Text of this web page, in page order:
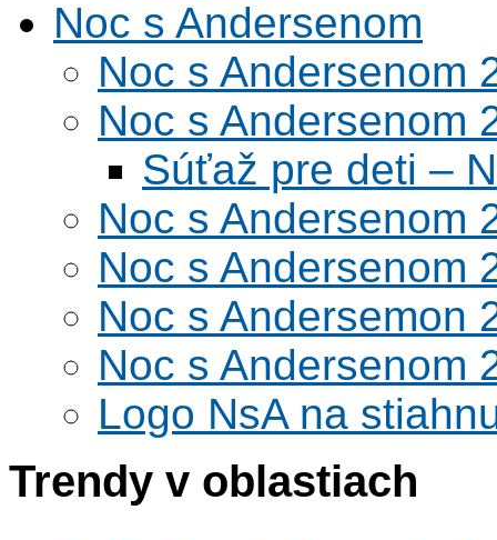
Noc s Andersenom
Noc s Andersenom
Noc s Andersenom
Súťaž pre deti –
Noc s Andersenom
Noc s Andersenom
Noc s Andersemon
Noc s Andersenom
Logo NsA na
Trendy v oblastiach